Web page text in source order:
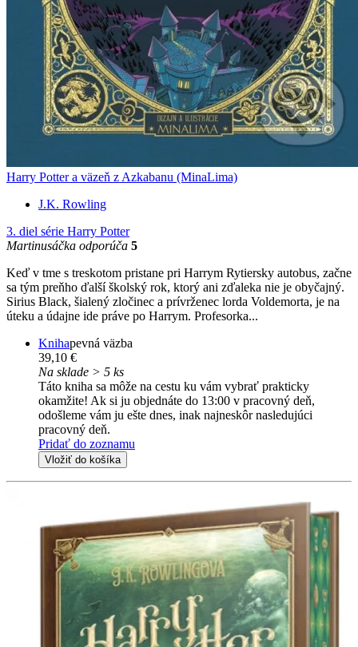
Harry Potter a väzeň z Azkabanu (MinaLima)
J.K. Rowling
3. diel série Harry Potter
Martinusáčka odporúča 5
Keď v tme s treskotom pristane pri Harrym Rytiersky autobus, začne
sa tým preňho ďalší školský rok, ktorý ani zďaleka nie je obyčajný.
Sirius Black, šialený zločinec a prívrženec lorda Voldemorta, je na
úteku a údajne ide práve po Harrym. Profesorka...
Knihapevná väzba
39,10 €
Na sklade > 5 ks
Táto kniha sa môže na cestu ku vám vybrať prakticky
okamžite! Ak si ju objednáte do 13:00 v pracovný deň,
odošleme vám ju ešte dnes, inak najneskôr nasledujúci
pracovný deň.
Pridať do zoznamu
Vložiť do košíka